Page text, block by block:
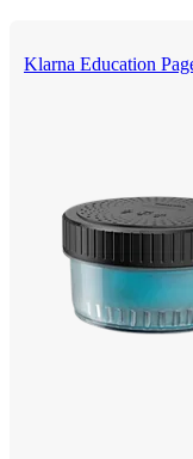
Klarna Education